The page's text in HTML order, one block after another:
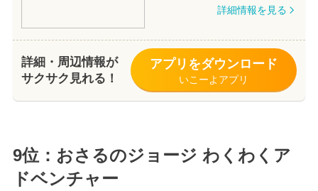
詳細情報を見る
詳細・周辺情報が
サクサク見れる！
アプリをダウンロード
いこーよアプリ
9位：おさるのジョージ わくわくア
ドベンチャー